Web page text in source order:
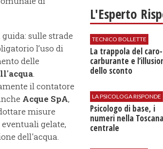
sulle strade
l’uso di
delle
.
il contatore
Acque SpA,
misure
gelate,
dell'acqua.
L'Esperto
TECNICO BOLLETTE
​La trappola del caro-
carburante e
dello sconto
LA PSICOLOGA RISPONDE
Psicologo di base, i
numeri nella Toscana
centrale